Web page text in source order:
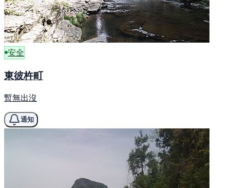
安全
東彼杵町
暫無出沒
通知